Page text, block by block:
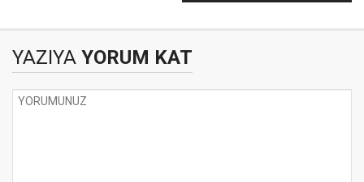
değerlendirilmeli
YAZIYA YORUM KAT